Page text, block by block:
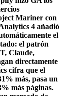
Mariner con
4 añadió
el
el patrón
Claude,
directamente
cifra que el
más, pasa un
más páginas.